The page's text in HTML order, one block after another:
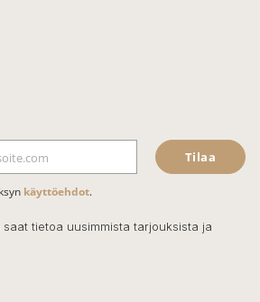
Tilaa
käyttöehdot.
tietoa uusimmista tarjouksista ja